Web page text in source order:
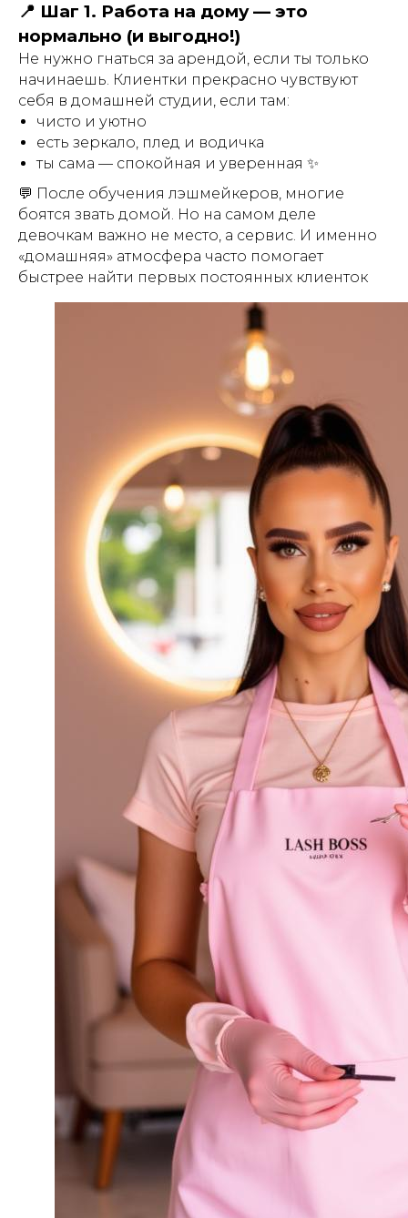
📍 Шаг 1. Работа на дому — это
нормально (и выгодно!)
Не нужно гнаться за арендой, если ты только
начинаешь. Клиентки прекрасно чувствуют
себя в домашней студии, если там:
чисто и уютно
есть зеркало, плед и водичка
ты сама — спокойная и уверенная ✨
💬 После обучения лэшмейкеров, многие
боятся звать домой. Но на самом деле
девочкам важно не место, а сервис. И именно
«домашняя» атмосфера часто помогает
быстрее найти первых постоянных клиенток